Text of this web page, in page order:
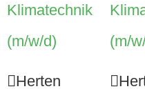
Klimatechnik
(m/w/d)
Herten
(m/